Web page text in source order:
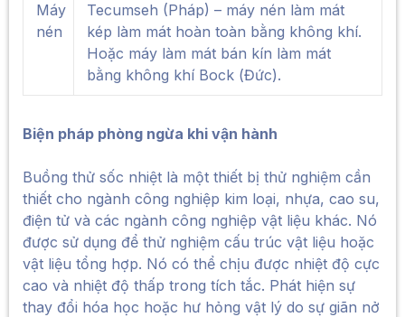
Máy
nén
Tecumseh (Pháp) – máy nén làm mát
kép làm mát hoàn toàn bằng không khí.
Hoặc máy làm mát bán kín làm mát
bằng không khí Bock (Đức).
Biện pháp phòng ngừa khi vận hành
Buồng thử sốc nhiệt là một thiết bị thử nghiệm cần
thiết cho ngành công nghiệp kim loại, nhựa, cao su,
điện tử và các ngành công nghiệp vật liệu khác. Nó
được sử dụng để thử nghiệm cấu trúc vật liệu hoặc
vật liệu tổng hợp. Nó có thể chịu được nhiệt độ cực
cao và nhiệt độ thấp trong tích tắc. Phát hiện sự
thay đổi hóa học hoặc hư hỏng vật lý do sự giãn nở